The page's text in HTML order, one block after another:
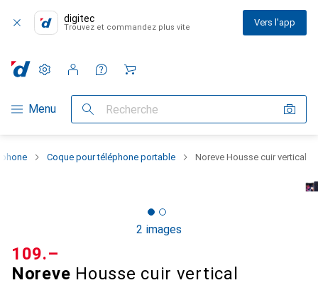
digitec
Trouvez et commandez plus vite Vers l'app
Navigation par catégorie
Menu Recherche
Paramètres
Compte client
Listes de comparaison
Listes d'envies
Panier
Coque pour téléphone portable Noreve Housse cuir vertical
2 images
Noreve Housse cuir vertical
CHF
109.–